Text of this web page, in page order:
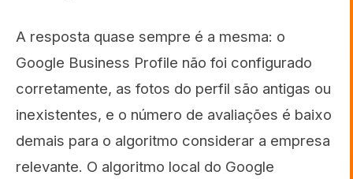
A resposta quase sempre é a mesma: o
Google Business Profile não foi configurado
corretamente, as fotos do perfil são antigas ou
inexistentes, e o número de avaliações é baixo
demais para o algoritmo considerar a empresa
relevante. O algoritmo local do Google